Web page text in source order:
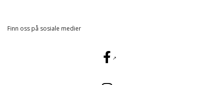
Finn oss på sosiale medier